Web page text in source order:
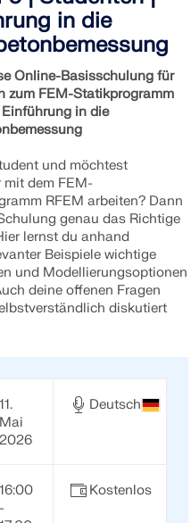
in die
Online-Basisschulung für
zum FEM-Statikprogramm
Einführung in die
und möchtest
mit dem FEM-
RFEM arbeiten? Dann
genau das Richtige
lernst du anhand
Beispiele wichtige
und Modellierungsoptionen
deine offenen Fragen
diskutiert
11.
Mai
2026
Deutsch
16:00
-
Kostenlos